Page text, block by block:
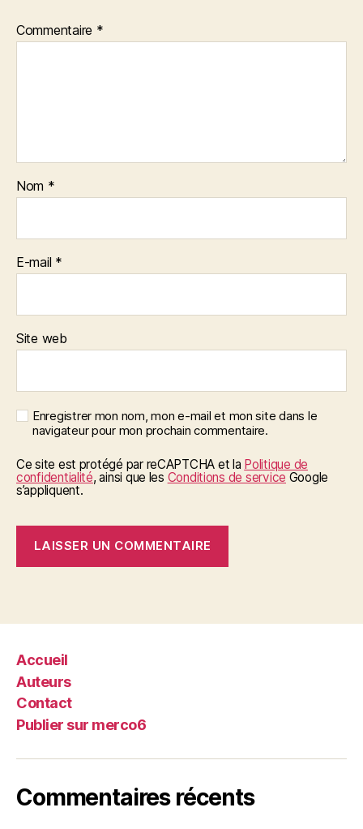
Commentaire *
Nom *
E-mail *
Site web
Enregistrer mon nom, mon e-mail et mon site dans le
navigateur pour mon prochain commentaire.
Ce site est protégé par reCAPTCHA et la Politique de
confidentialité, ainsi que les Conditions de service Google
s’appliquent.
Accueil
Auteurs
Contact
Publier sur merco6
Commentaires récents